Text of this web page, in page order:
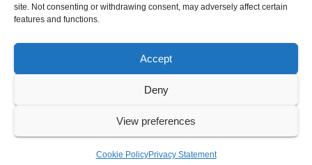
site. Not consenting or withdrawing consent, may adversely affect certain
features and functions.
Accept
Deny
View preferences
Cookie PolicyPrivacy Statement
Mangal Media News
हर खबर पर नजर